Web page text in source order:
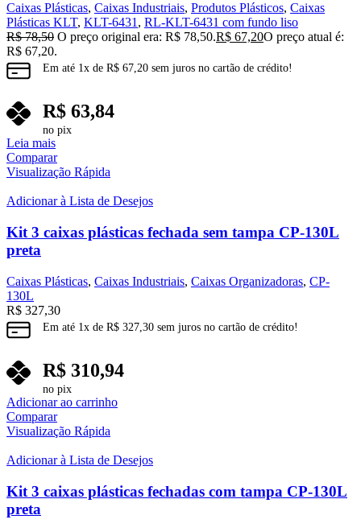
Caixas Plásticas, Caixas Industriais, Produtos Plásticos, Caixas
Plásticas KLT, KLT-6431 , RL-KLT-6431 com fundo liso
R$78,50 O preço original era: R$ 78,50.R$ 67,20O preço atual é:
R$ 67,20.
Em até 1x de R$ 67,20 sem juros no cartão de crédito!
R$ 63,84
no pix
Leia mais
Comparar
Visualização Rápida
Adicionar à Lista de Desejos
Kit 3 caixas plásticas fechada sem tampa CP-130L
preta
Caixas Plásticas, Caixas Industriais, Caixas Organizadoras, CP-
130L
R$ 327,30
Em até 1 x de R$ 327,30 sem juros no cartão de crédito!
R$ 310,94
no pix
Adicionar ao carrinho
Comparar
Visualização Rápida
Adicionar à Lista de Desejos
Kit 3 caixas plásticas fechadas com tampa CP-130L
preta